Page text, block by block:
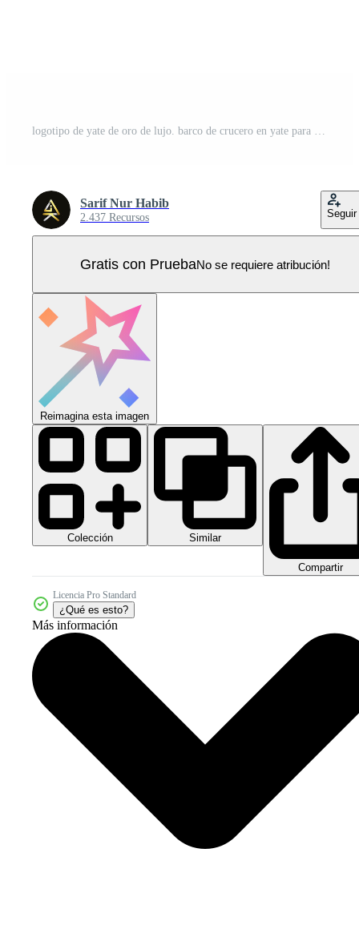
logotipo de yate de oro de lujo. barco de crucero en yate para inspiración en el diseño del logotipo de vacaciones en el océano Vector Pro
Sarif Nur Habib
2.437 Recursos Seguir
Gratis con PruebaNo se requiere atribución!
Reimagina esta imagen
Colección Similar
Compartir
Licencia Pro Standard
¿Qué es esto?
Más información